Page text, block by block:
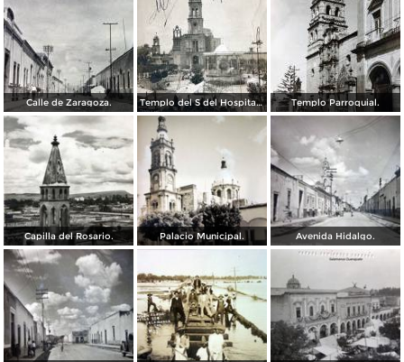
Calle de Zaragoza. Templo del S del Hospital ( Circulada el 19 de Enero de 1913 ). Templo Parroquial.
Capilla del Rosario. Palacio Municipal. Avenida Hidalgo.